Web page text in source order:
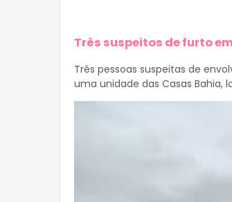
Três suspeitos de furto
Três pessoas suspeitas de
uma unidade das Casas Bahia,